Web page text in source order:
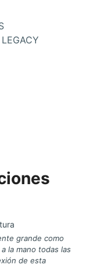
LEGACY
grande como
la mano todas las
de esta